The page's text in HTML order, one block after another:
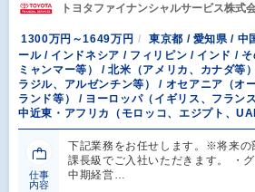
トヨタファイナンシャルサービス株式
1300万円～1649万円
東京都 / 愛知県 / 中
ール / インドネシア / フィリピン / インド / そ
ミャンマー等） / 北米（アメリカ、カナダ等
ラジル、アルゼンチン等） / オセアニア（オ
ランド等） / ヨーロッパ（イギリス、フラン
中近東・アフリカ（モロッコ、エジプト、
仕事
内容
下記業務をお任せします。※将来の
課長級でご入社いただきます。 ・
中期経営…